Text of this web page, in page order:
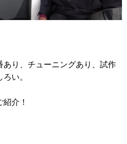
り、チューニングあり、試作
い。
介！